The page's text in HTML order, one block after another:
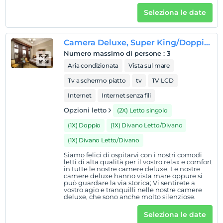
Mostra sulla
mappa
Regole dell'hotel
En erken saat 14:00 ve sonrası
animale domestico
camere non fumatori
Orari di check-in
I bambini di età inferiore a 2 non vengono addebitati
Seleziona le date
Camera Deluxe, Super King/Doppia, Vista Città
Numero massimo di persone : 3
Aria condizionata
Vista sul mare
Tv a schermo piatto
tv
TV LCD
Internet
Internet senza fili
Opzioni letto
(2X) Letto singolo
(1X) Doppio
(1X) Divano Letto/Divano
(1X) Divano Letto/Divano
Siamo felici di ospitarvi con i nostri comodi
letti di alta qualità per il vostro relax e comfort
in tutte le nostre camere deluxe. Le nostre
camere deluxe hanno vista mare oppure si
può guardare la via storica; Vi sentirete a
vostro agio e tranquilli nelle nostre camere
deluxe, che sono anche molto silenziose.
Seleziona le date